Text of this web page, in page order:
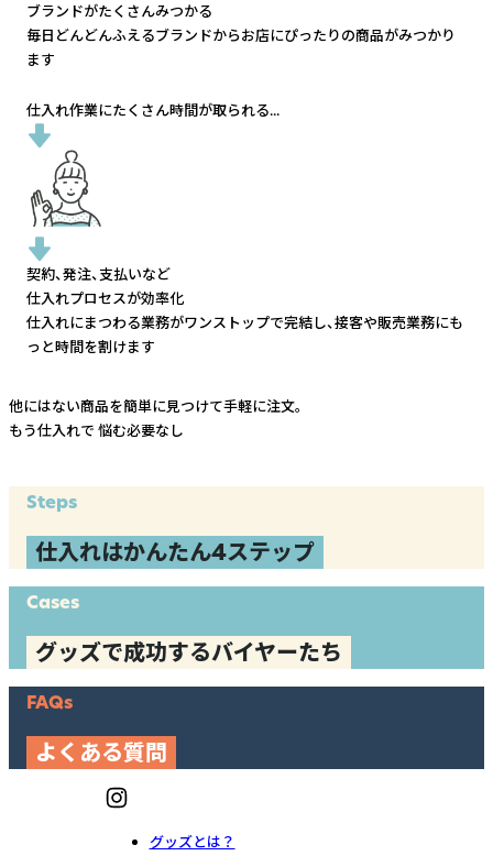
ブランドがたくさんみつかる
毎日どんどんふえるブランドからお店にぴったりの商品がみつかり
ます
仕入れ作業にたくさん時間が取られる...
契約、発注、支払いなど
仕入れプロセスが効率化
仕入れにまつわる業務がワンストップで完結し、接客や販売業務にも
っと時間を割けます
他にはない商品を簡単に見つけて手軽に注文。
もう仕入れで 悩む必要なし
Steps
仕入れはかんたん4ステップ
Cases
グッズで成功するバイヤーたち
FAQs
よくある質問
グッズとは？